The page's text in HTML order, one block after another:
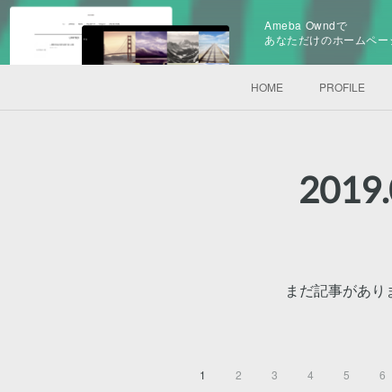
Ameba Owndで
あなただけのホームペ
HOME PROFILE
2019.
まだ記事があり
1 2 3 4 5 6